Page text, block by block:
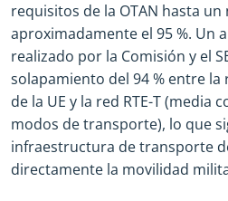
requisitos de la OTAN hasta un
aproximadamente el 95 %. Un
realizado por la Comisión y el
solapamiento del 94 % entre
de la UE y la red RTE-T (media
modos de transporte), lo que
infraestructura de transporte
directamente la movilidad